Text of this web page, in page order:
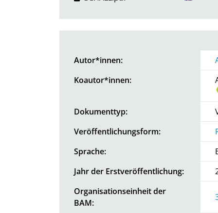
Autor*innen:
Koautor*innen:
Dokumenttyp:
Veröffentlichungsform:
Sprache:
Jahr der Erstveröffentlichung:
Organisationseinheit der
BAM: